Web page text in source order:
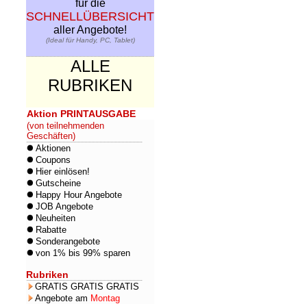
für die
SCHNELLÜBERSICHT
aller Angebote!
(Ideal für Handy, PC, Tablet)
ALLE
RUBRIKEN
Aktion PRINTAUSGABE
(von teilnehmenden
Geschäften)
Aktionen
Coupons
Hier einlösen!
Gutscheine
Happy Hour Angebote
JOB Angebote
Neuheiten
Rabatte
Sonderangebote
von 1% bis 99% sparen
Rubriken
GRATIS GRATIS GRATIS
Angebote am Montag